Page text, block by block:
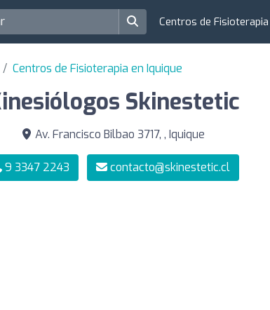
Centros de
Centros de Fisioterapia en Iquique
Skinestetic
Av. Francisco Bilbao 3717, , Iquique
9 3347 2243 contacto@skinestetic.cl